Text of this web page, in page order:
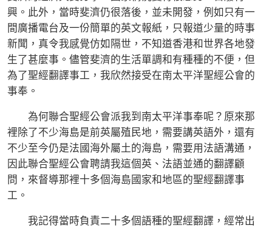
興。此外，當時斐濟仍很落後，並未開發，例如只有一
間廣播電台及一份簡單的英文報紙，只報道少量的時事
新聞，真令我感覺仿如隔世，不知道香港和世界各地發
生了甚麼事。儘管斐濟的生活單調和有種種的不便，但
為了聖經翻譯事工，我欣然接受在南太平洋聖經公會的
事奉。
為何聯合聖經公會派我到南太平洋事奉呢？原來那
裡除了不少海島是前英屬殖民地，需要講英語外，還有
不少至今仍是法國海外屬土的海島，需要用法語溝通，
因此聯合聖經公會聘請我這個英、法語並通的翻譯顧
問，來督導那裡十多個海島國家和地區的聖經翻譯事
工。
我記得當時負責二十多個語種的聖經翻譯，經常出